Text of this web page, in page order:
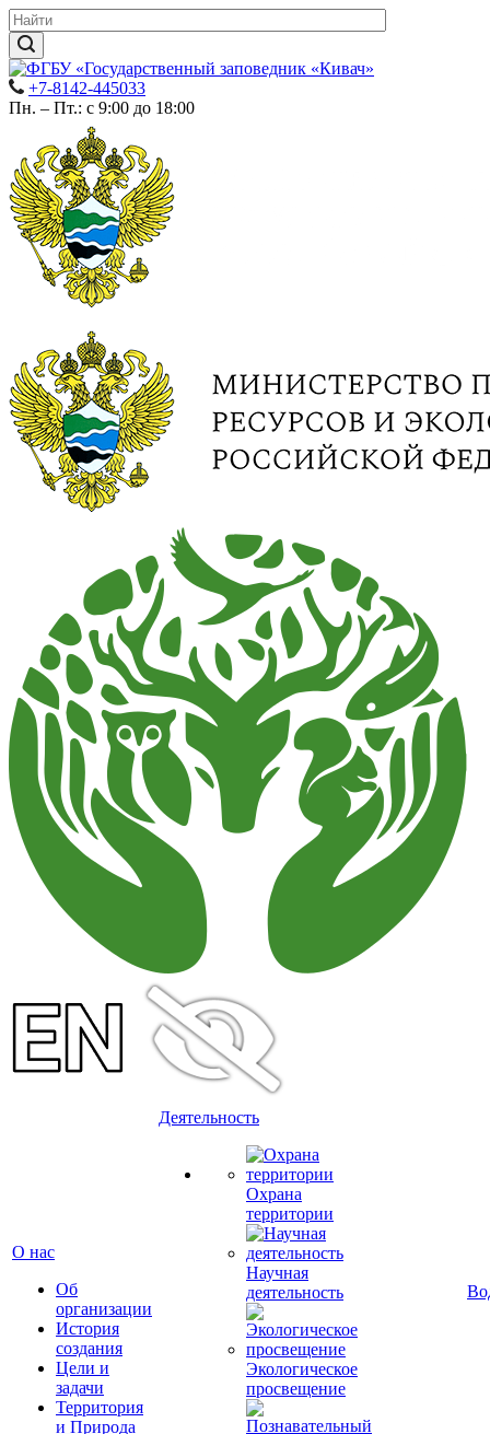
+7-8142-445033
Пн. – Пт.: с 9:00 до 18:00
О нас
Об
организации
История
создания
Цели и
задачи
Территория
и Природа
Деятельность
Охрана
территории
Научная
деятельность
Экологическое
просвещение